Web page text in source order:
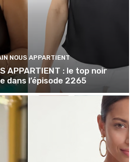
NOUS APPARTIENT
APPARTIENT : le top noir
dans l’épisode 2265